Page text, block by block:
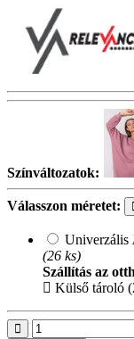
Színváltozatok:
Válasszon méretet:
Univerzális
(26 ks)
Szállítás az
Külső tároló